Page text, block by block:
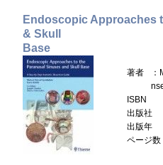
Endoscopic Approaches
& Skull
Base
著者
ISBN
出版社
出版年
ページ数